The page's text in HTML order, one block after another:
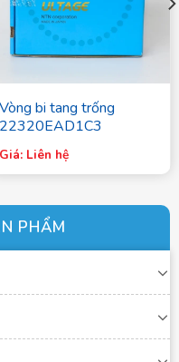
PHẨM
Vòng bi tang trống
22320EAD1C3
Giá: Liên hệ